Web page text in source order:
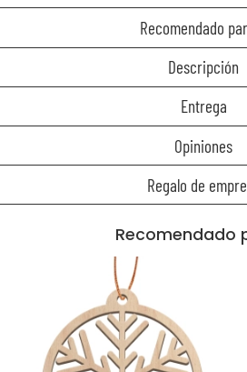
Recomendado
Descripción
Entrega
Opiniones
Regalo de
Recomendado